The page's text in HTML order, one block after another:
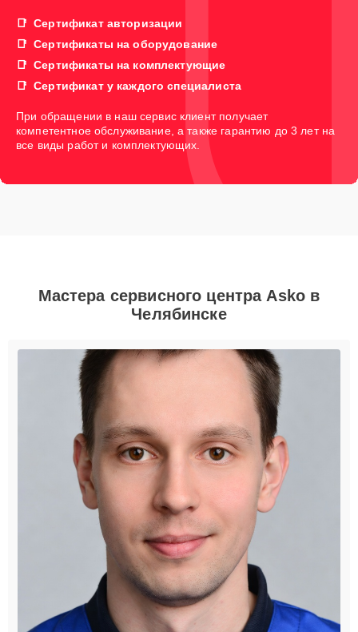
Сертификат авторизации
Сертификаты на оборудование
Сертификаты на комплектующие
Сертификат у каждого специалиста
При обращении в наш сервис клиент получает
компетентное обслуживание, а также гарантию до 3 лет на
все виды работ и комплектующих.
Мастера сервисного центра Asko в
Челябинске